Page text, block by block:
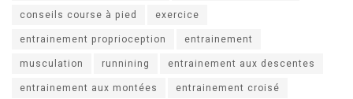
conseils course à pied
exercice
entrainement proprioception
entrainement
musculation
runnining
entrainement aux descentes
entrainement aux montées
entrainement croisé